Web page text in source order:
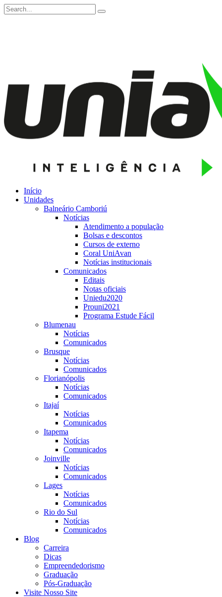
Início
Unidades
Balneário Camboriú
Notícias
Atendimento a população
Bolsas e descontos
Cursos de externo
Coral UniAvan
Notícias institucionais
Comunicados
Editais
Notas oficiais
Uniedu2020
Prouni2021
Programa Estude Fácil
Blumenau
Notícias
Comunicados
Brusque
Notícias
Comunicados
Florianópolis
Notícias
Comunicados
Itajaí
Notícias
Comunicados
Itapema
Notícias
Comunicados
Joinville
Notícias
Comunicados
Lages
Notícias
Comunicados
Rio do Sul
Notícias
Comunicados
Blog
Carreira
Dicas
Empreendedorismo
Graduação
Pós-Graduação
Visite Nosso Site